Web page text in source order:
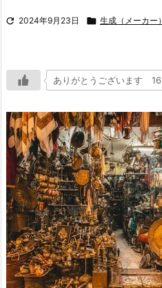
 2024年9月23日  生成（メーカー）
ありがとうございます 16